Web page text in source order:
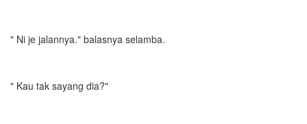
" Ni je jalannya." balasnya selamba.
" Kau tak sayang dia?"